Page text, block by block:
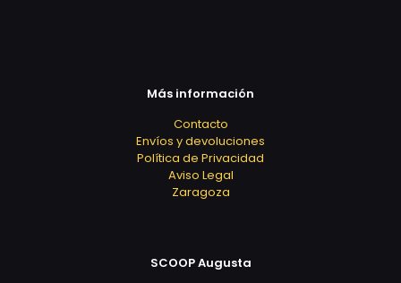
Más información
Contacto
Envíos y devoluciones
Política de Privacidad
Aviso Legal
Zaragoza
SCOOP Augusta